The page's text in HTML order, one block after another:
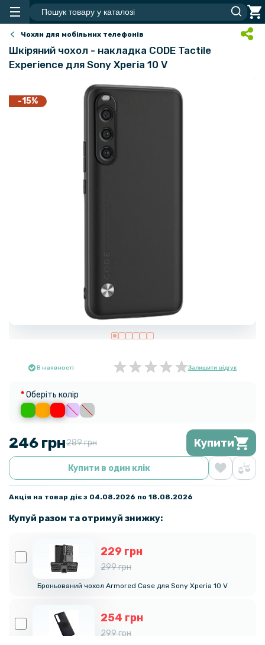
Чохли для мобільних телефонів
Шкіряний чохол - накладка CODE Tactile
Experience для Sony Xperia 10 V
-15%
В наявності Залишити відгук
Оберіть колір
246 грн289 грн Купити
Купити в один клік
Акція на товар діє з 04.08.2026 по 18.08.2026
Купуй разом та отримуй знижку:
229 грн
299 грн
Броньований чохол Armored Case для Sony Xperia 10 V
254 грн
299 грн